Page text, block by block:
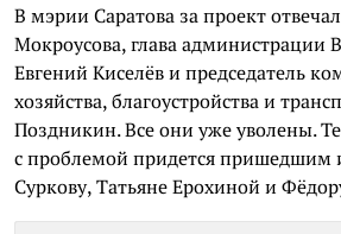
В мэрии Саратова за проект
Мокроусова, глава администрации
Евгений Киселёви председатель
хозяйства, благоустройства и
Поздникин. Все они уже уволены.
с проблемой придется пришедшим
Суркову, Татьяне Ерохиной и